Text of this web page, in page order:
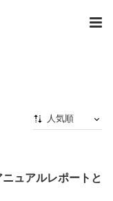
人気順
人気順
ュアルレポートと